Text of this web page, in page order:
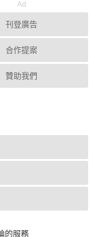
Ad
刊登廣告
合作提案
贊助我們
的服務